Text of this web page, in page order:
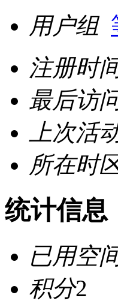
用户组
注册时
最后访
上次活
所在时
统计信息
已用空
积分2